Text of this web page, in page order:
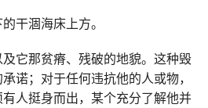
干涸海床上方。
它那贫瘠、残破的地貌。这种毁
诺；对于任何违抗他的人或物，
人挺身而出，某个充分了解他并